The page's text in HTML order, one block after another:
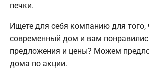
печки.
Ищете для себя компанию для того,
современный дом и вам
предложения и цены? Можем
дома по акции.